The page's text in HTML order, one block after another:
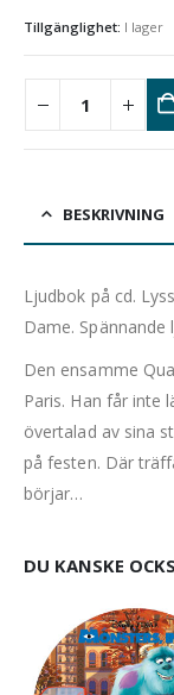
Tillgänglighet: I lager
BESKRIVNING
Ljudbok på cd.
Dame.
Den ensamme
Paris. Han får inte
övertalad av sina
på festen. Där
börjar…
DU KANSKE